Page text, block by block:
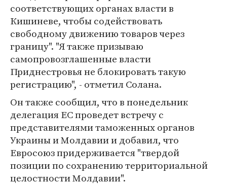
соответствующих органах власти в
Кишиневе, чтобы содействовать
свободному движению товаров через
границу". "Я также призываю
самопровозглашенные власти
Приднестровья не блокировать такую
регистрацию", - отметил Солана.
Он также сообщил, что в понедельник
делегация ЕС проведет встречу с
представителями таможенных органов
Украины и Молдавии и добавил, что
Евросоюз придерживается "твердой
позиции по сохранению территориальной
целостности Молдавии".